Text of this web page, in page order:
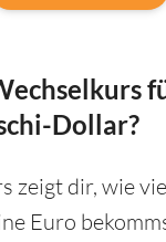
Dollar?
zeigt dir, wie
Euro